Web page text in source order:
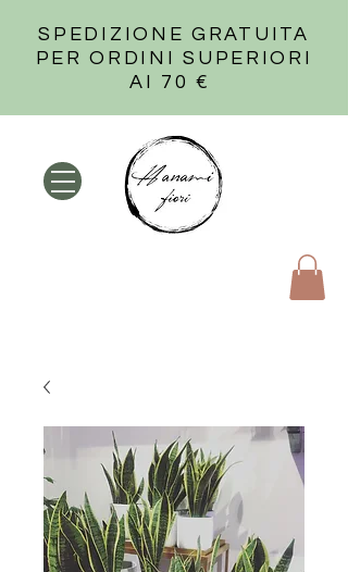
SPEDIZIONE GRATUITA
PER ORDINI SUPERIORI
AI 70 €